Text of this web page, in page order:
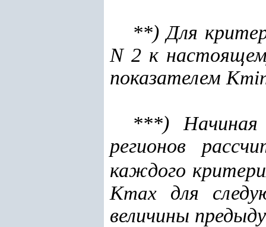
**) Для
N 2 к
показателем K
***)
регионов
каждого
Kmax для
величины